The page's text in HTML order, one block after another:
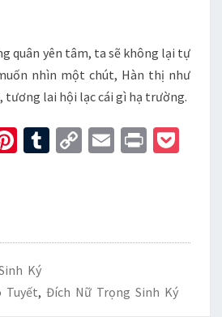
quân yên tâm, ta sẽ không lại tự
nhìn một chút, Hàn thị như
tương lai hội lạc cái gì hạ trường.
Pi
t
T
r
C
Li
k
E
Pr
Ký
Tuyết, Đích Nữ Trọng Sinh Ký